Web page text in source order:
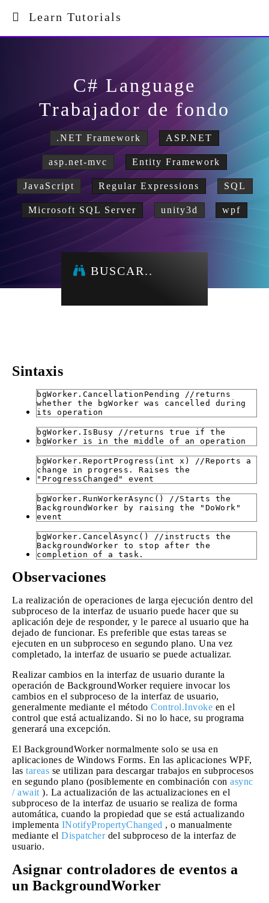
Learn Tutorials
C# Language
Trabajador de fondo
.NET Framework ASP.NET
asp.net-mvc Entity Framework
JavaScript Regular Expressions SQL
Microsoft SQL Server unity3d wpf
BUSCAR..
Sintaxis
bgWorker.CancellationPending //returns
whether the bgWorker was cancelled during
its operation
bgWorker.IsBusy //returns true if the
bgWorker is in the middle of an operation
bgWorker.ReportProgress(int x) //Reports a
change in progress. Raises the
"ProgressChanged" event
bgWorker.RunWorkerAsync() //Starts the
BackgroundWorker by raising the "DoWork"
event
bgWorker.CancelAsync() //instructs the
BackgroundWorker to stop after the
completion of a task.
Observaciones
La realización de operaciones de larga ejecución dentro del
subproceso de la interfaz de usuario puede hacer que su
aplicación deje de responder, y le parece al usuario que ha
dejado de funcionar. Es preferible que estas tareas se
ejecuten en un subproceso en segundo plano. Una vez
completado, la interfaz de usuario se puede actualizar.
Realizar cambios en la interfaz de usuario durante la
operación de BackgroundWorker requiere invocar los
cambios en el subproceso de la interfaz de usuario,
generalmente mediante el método Control.Invoke en el
control que está actualizando. Si no lo hace, su programa
generará una excepción.
El BackgroundWorker normalmente solo se usa en
aplicaciones de Windows Forms. En las aplicaciones WPF,
las tareas se utilizan para descargar trabajos en subprocesos
en segundo plano (posiblemente en combinación con async
/ await ). La actualización de las actualizaciones en el
subproceso de la interfaz de usuario se realiza de forma
automática, cuando la propiedad que se está actualizando
implementa INotifyPropertyChanged , o manualmente
mediante el Dispatcherdel subproceso de la interfaz de
usuario.
Asignar controladores de eventos a
un BackgroundWorker